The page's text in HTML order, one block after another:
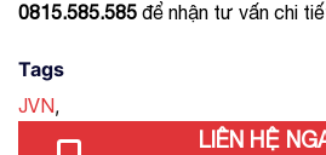
0815.585.585 để nhận tư vấn chi
Tags
JVN,
LIÊN HỆ